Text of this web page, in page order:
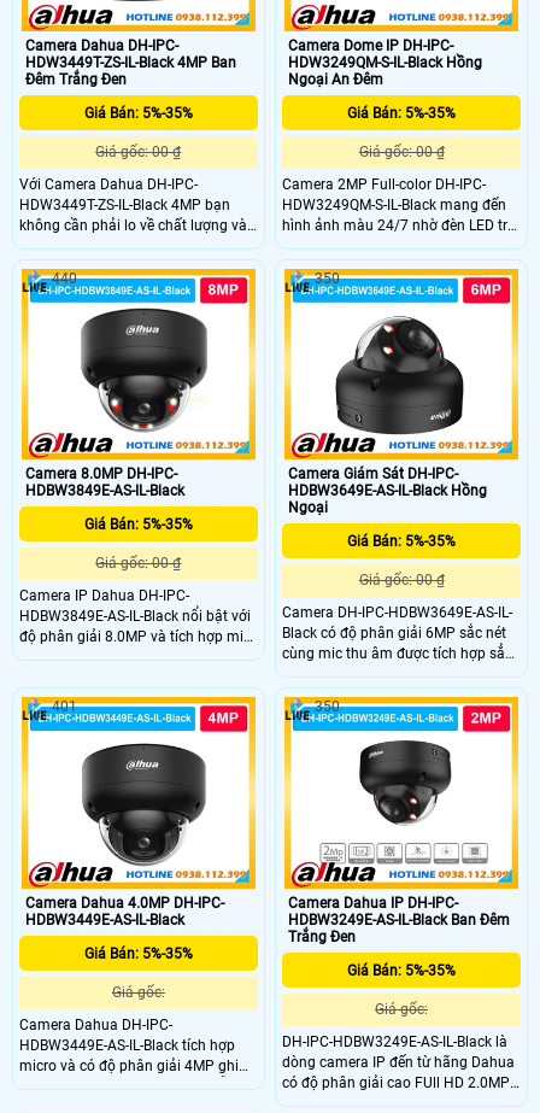
Camera Dahua DH-IPC-
HDW3449T-ZS-IL-Black 4MP Ban
Đêm Trắng Đen
Giá Bán: 5%-35%
Giá gốc: 00 ₫
Với Camera Dahua DH-IPC-
HDW3449T-ZS-IL-Black 4MP bạn
không cần phải lo về chất lượng và
độ bền vì DH-IPC-HDW3449T-ZS-IL-
Black có độ phân giải cao
2K(4.0MP) và mic được tích hợp ghi
hình và âm thanh sinh động. Đặt
biệt với khả năng tự động ghi hình
có màu khi phát hiện chuyển động
vào ban đêm với tầm xa lên đến
50m
Camera Dome IP DH-IPC-
HDW3249QM-S-IL-Black Hồng
Ngoại An Đêm
Giá Bán: 5%-35%
Giá gốc: 00 ₫
Camera 2MP Full-color DH-IPC-
HDW3249QM-S-IL-Black mang đến
hình ảnh màu 24/7 nhờ đèn LED trợ
sáng tích hợp. Cảm biến CMOS
1/2.8 inch cho độ nét ổn định kết
hợp chuẩn nén H.265+ giúp tiết
kiệm dung lượng. Ống kính 3.6mm
quan sát rộng hỗ trợ giám sát liên
tục cả ngày lẫn đêm với hiệu quả
Camera 8.0MP DH-IPC-
HDBW3849E-AS-IL-Black
Giá Bán: 5%-35%
Giá gốc: 00 ₫
Camera IP Dahua DH-IPC-
HDBW3849E-AS-IL-Black nổi bật với
độ phân giải 8.0MP và tích hợp mic
ghi âm giúp ghi hình kèm âm thanh
nước cao IP67 và chống va đập lên
đến IK10 mang lại độ bền vượt trội
cho dòng camera này.
440
Camera Giám Sát DH-IPC-
HDBW3649E-AS-IL-Black Hồng
Ngoại
Giá Bán: 5%-35%
Giá gốc: 00 ₫
Camera DH-IPC-HDBW3649E-AS-IL-
Black có độ phân giải 6MP sắc nét
cùng mic thu âm được tích hợp sẳn
trong camera cho hình ảnh chi tiết
cả ngày lẫn đêm. Công nghệ WDR
120dB cân bằng ánh sáng hiệu quả
kết hợp Smart Dual Light giúp quan
sát có màu ban đêm.
350
Camera Dahua 4.0MP DH-IPC-
HDBW3449E-AS-IL-Black
Giá Bán: 5%-35%
Giá gốc:
Camera Dahua DH-IPC-
HDBW3449E-AS-IL-Black tích hợp
micro và có độ phân giải 4MP ghi
hình ghi âm rỏ ràng. Camera hỗ trợ
401
Camera Dahua IP DH-IPC-
HDBW3249E-AS-IL-Black Ban Đêm
Trắng Đen
Giá Bán: 5%-35%
Giá gốc:
DH-IPC-HDBW3249E-AS-IL-Black là
dòng camera IP đến từ hãng Dahua
có độ phân giải cao FUll HD 2.0MP
mang đến khả năng ghi hình ảnh
350